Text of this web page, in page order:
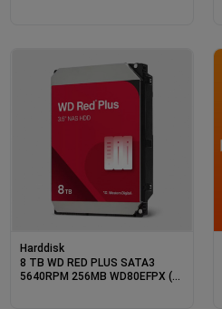
Harddisk
8 TB WD RED PLUS SATA3
5640RPM 256MB WD80EFPX (3